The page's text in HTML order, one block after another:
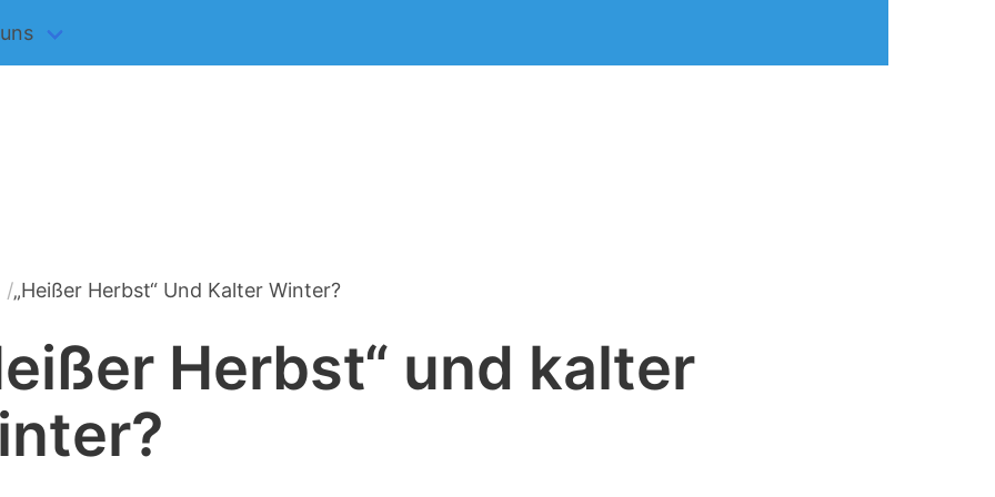
„Heißer Herbst“ Und Kalter Winter?
Herbst“ und kalter